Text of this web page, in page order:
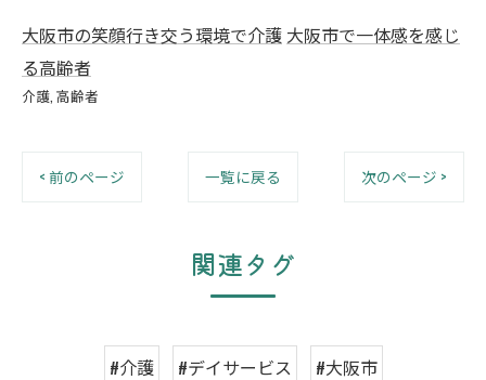
大阪市の笑顔行き交う環境で介護 大阪市で一体感を感じ
る高齢者
介護 高齢者
< 前のページ 一覧に戻る 次のページ >
関連タグ
#介護 #デイサービス #大阪市